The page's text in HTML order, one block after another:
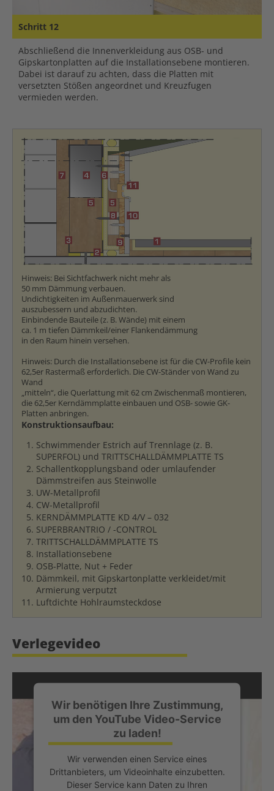
Schritt 12
Abschließend die Innenverkleidung aus OSB- und
Gipskartonplatten auf die Installationsebene montieren.
Dabei ist darauf zu achten, dass die Platten mit
versetzten Stößen angeordnet und Kreuzfugen
vermieden werden.
Hinweis: Bei Sichtfachwerk nicht mehr als
50 mm Dämmung verbauen.
Undichtigkeiten im Außenmauerwerk sind
auszubessern und abzudichten.
Einbindende Bauteile (z. B. Wände) mit einem
ca. 1 m tiefen Dämmkeil/einer Flankendämmung
in den Raum hinein versehen.
Hinweis: Durch die Installationsebene ist für die CW-Profile kein
62,5er Rastermaß erforderlich. Die CW-Ständer von Wand zu
Wand
„mitteln“, die Querlattung mit 62 cm Zwischenmaß montieren,
die 62,5er Kerndämmplatte einbauen und OSB- sowie GK-
Platten anbringen.
Konstruktionsaufbau:
Schwimmender Estrich auf Trennlage (z. B.
SUPERFOL) und TRITTSCHALLDÄMMPLATTE TS
Schallentkopplungsband oder umlaufender
Dämmstreifen aus Steinwolle
UW-Metallprofil
CW-Metallprofil
KERNDÄMMPLATTE KD 4/V – 032
SUPERBRANTRIO / -CONTROL
TRITTSCHALLDÄMMPLATTE TS
Installationsebene
OSB-Platte, Nut + Feder
Dämmkeil, mit Gipskartonplatte verkleidet/mit
Armierung verputzt
Luftdichte Hohlraumsteckdose
Verlegevideo
Wir benötigen Ihre Zustimmung,
um den YouTube Video-Service
zu laden!
Wir verwenden einen Service eines
Drittanbieters, um Videoinhalte einzubetten.
Dieser Service kann Daten zu Ihren